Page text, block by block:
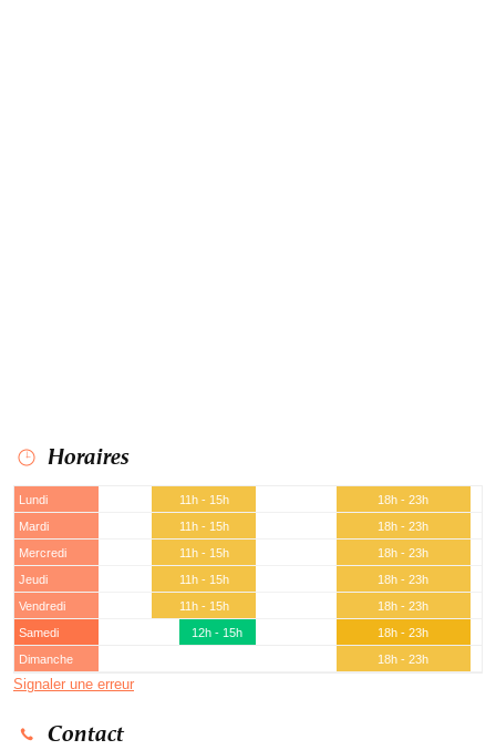
Horaires
Lundi 11h - 15h
18h - 23h
Mardi
11h - 15h
18h - 23h
Mercredi
11h - 15h
18h - 23h
Jeudi
11h - 15h
18h - 23h
Vendredi
11h - 15h
18h - 23h
Samedi
12h - 15h
18h - 23h
Dimanche
18h - 23h
Signaler une erreur
Contact